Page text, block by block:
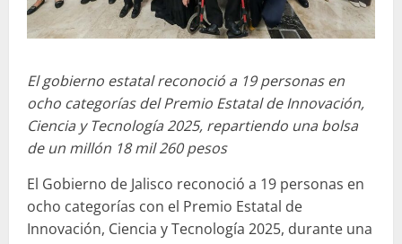
El gobierno estatal reconoció a 19 personas en
ocho categorías del Premio Estatal de Innovación,
Ciencia y Tecnología 2025, repartiendo una bolsa
de un millón 18 mil 260 pesos
El Gobierno de Jalisco reconoció a 19 personas en
ocho categorías con el Premio Estatal de
Innovación, Ciencia y Tecnología 2025, durante una